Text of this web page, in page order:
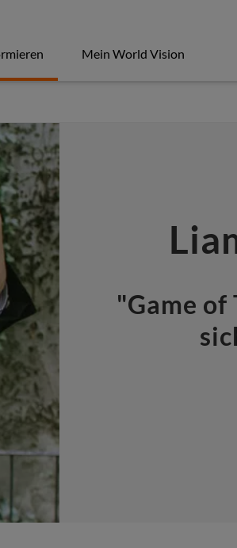
Mein World Vision
"Game